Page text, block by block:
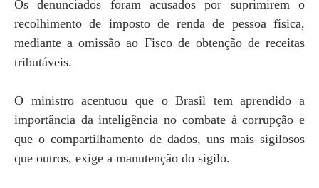
Os denunciados foram acusados por suprimirem o
recolhimento de imposto de renda de pessoa física,
mediante a omissão ao Fisco de obtenção de receitas
tributáveis.
O ministro acentuou que o Brasil tem aprendido a
importância da inteligência no combate à corrupção e
que o compartilhamento de dados, uns mais sigilosos
que outros, exige a manutenção do sigilo.